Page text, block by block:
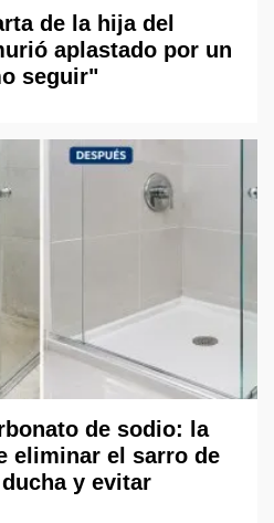
de la hija del
aplastado por un
seguir"
de sodio: la
eliminar el sarro de
y evitar